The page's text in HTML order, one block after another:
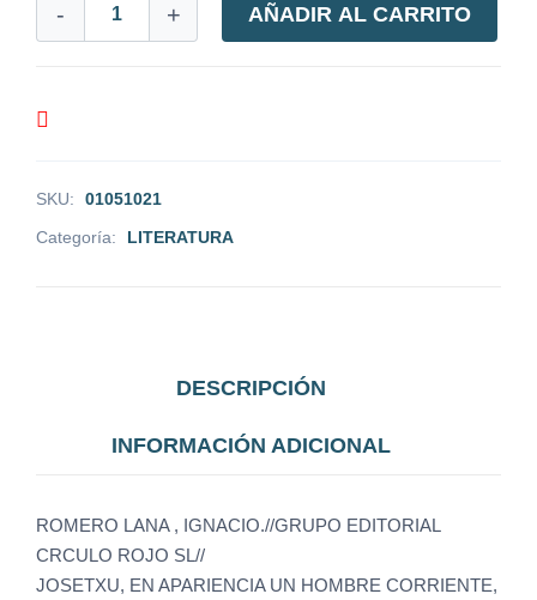
- + AÑADIR AL CARRITO
SKU:
01051021
Categoría:
LITERATURA
DESCRIPCIÓN
INFORMACIÓN ADICIONAL
ROMERO LANA , IGNACIO.//GRUPO EDITORIAL
CRCULO ROJO SL//
JOSETXU, EN APARIENCIA UN HOMBRE CORRIENTE,